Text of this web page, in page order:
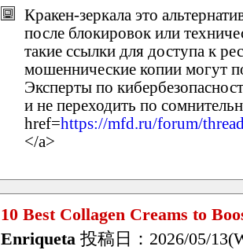
Кракен-зеркала это
после блокировок или
такие ссылки для доступа к
мошеннические копии могут
Эксперты по
и не переходить по
href=https://mfd.ru/forum/
</a>
10 Best Collagen Creams to
Enriqueta 投稿日：2026/05/